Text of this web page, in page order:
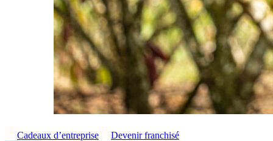
Cadeaux d’entreprise Devenir franchisé